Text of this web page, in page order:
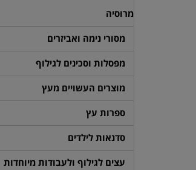
מרוסיה
מסורי נימה ואביזרים
מפסלות וסכינים לגילוף
מוצרים העשויים מעץ
ספרות עץ
סדנאות לילדים
עצים לגילוף ולעבודות מיוחדות